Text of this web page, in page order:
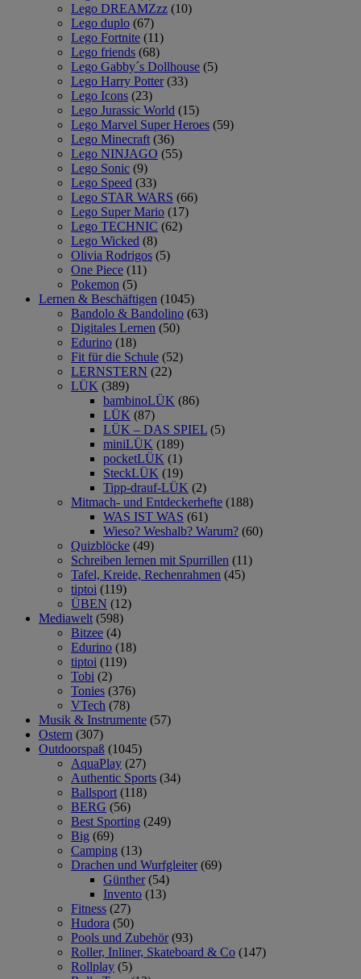
Lego DREAMZzz (10)
Lego duplo (67)
Lego Fortnite (11)
Lego friends (68)
Lego Gabby´s Dollhouse (5)
Lego Harry Potter (33)
Lego Icons (23)
Lego Jurassic World (15)
Lego Marvel Super Heroes (59)
Lego Minecraft (36)
Lego NINJAGO (55)
Lego Sonic (9)
Lego Speed (33)
Lego STAR WARS (66)
Lego Super Mario (17)
Lego TECHNIC (62)
Lego Wicked (8)
Olivia Rodrigos (5)
One Piece (11)
Pokemon (5)
Lernen & Beschäftigen (1045)
Bandolo & Bandolino (63)
Digitales Lernen (50)
Edurino (18)
Fit für die Schule (52)
LERNSTERN (22)
LÜK (389)
bambinoLÜK (86)
LÜK (87)
LÜK – DAS SPIEL (5)
miniLÜK (189)
pocketLÜK (1)
SteckLÜK (19)
Tipp-drauf-LÜK (2)
Mitmach- und Entdeckerhefte (188)
WAS IST WAS (61)
Wieso? Weshalb? Warum? (60)
Quizblöcke (49)
Schreiben lernen mit Spurrillen (11)
Tafel, Kreide, Rechenrahmen (45)
tiptoi (119)
ÜBEN (12)
Mediawelt (598)
Bitzee (4)
Edurino (18)
tiptoi (119)
Tobi (2)
Tonies (376)
VTech (78)
Musik & Instrumente (57)
Ostern (307)
Outdoorspaß (1045)
AquaPlay (27)
Authentic Sports (34)
Ballsport (118)
BERG (56)
Best Sporting (249)
Big (69)
Camping (13)
Drachen und Wurfgleiter (69)
Günther (54)
Invento (13)
Fitness (27)
Hudora (50)
Pools und Zubehör (93)
Roller, Inliner, Skateboard & Co (147)
Rollplay (5)